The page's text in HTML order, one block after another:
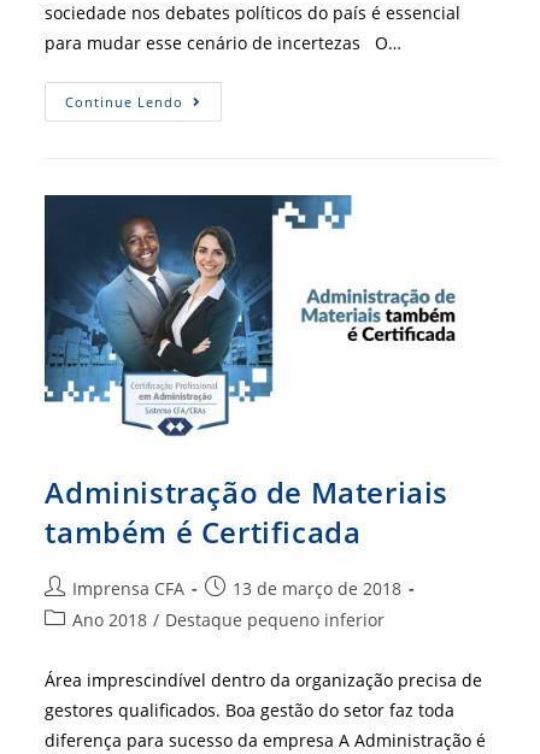
sociedade nos debates políticos do país é essencial
para mudar esse cenário de incertezas O…
Continue Lendo Brasil
Precisa
Administração de Materiais
também é Certificada
Autor
do
Imprensa CFA
Post
publicado:
13 de março de 2018
Categoria
post:
Ano 2018 / Destaque pequeno inferior
Área imprescindível dentro da organização precisa de
gestores qualificados. Boa gestão do setor faz toda
diferença para sucesso da empresa A Administração é